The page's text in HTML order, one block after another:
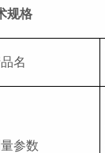
规格
名
参数